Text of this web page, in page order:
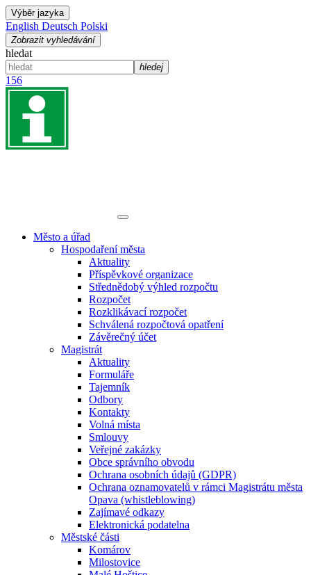
Výběr jazyka
English Deutsch Polski
Zobrazit vyhledávání
hledat
hledej
156
Město a úřad
Hospodaření města
Aktuality
Příspěvkové organizace
Střednědobý výhled rozpočtu
Rozpočet
Rozklikávací rozpočet
Schválená rozpočtová opatření
Závěrečný účet
Magistrát
Aktuality
Formuláře
Tajemník
Odbory
Kontakty
Volná místa
Smlouvy
Veřejné zakázky
Obce správního obvodu
Ochrana osobních údajů (GDPR)
Ochrana oznamovatelů v rámci Magistrátu města
Opava (whistleblowing)
Zajímavé odkazy
Elektronická podatelna
Městské části
Komárov
Milostovice